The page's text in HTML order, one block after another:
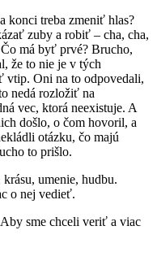
konci treba zmeniť hlas?
zuby a robiť – cha, cha,
má byť prvé? Brucho,
že to nie je v tých
vtip. Oni na to odpovedali,
nedá rozložiť na
vec, ktorá neexistuje. A
došlo, o čom hovoril, a
otázku, čo majú
to prišlo.
umenie, hudbu.
o nej vedieť.
sme chceli veriť a viac